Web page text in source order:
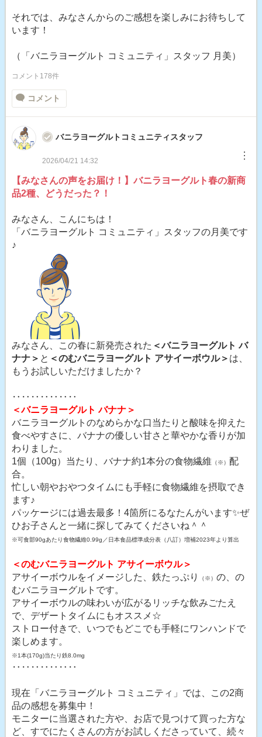
それでは、みなさんからのご感想を楽しみにお待ちして
います！
（「バニラヨーグルト コミュニティ」スタッフ 月美）
コメント178件
コメント
バニラヨーグルトコミュニティスタッフ
2026/04/21 14:32 ︙
【みなさんの声をお届け！】バニラヨーグルト春の新商
品2種、どうだった？！
みなさん、こんにちは！
「バニラヨーグルト コミュニティ」スタッフの月美です
♪
みなさん、この春に新発売された ＜バニラヨーグルト バ
ナナ＞ と ＜のむバニラヨーグルト アサイーボウル＞ は、
もうお試しいただけましたか？
‥‥‥‥‥‥‥
＜バニラヨーグルト バナナ＞
バニラヨーグルトのなめらかな口当たりと酸味を抑えた
食べやすさに、バナナの優しい甘さと華やかな香りが加
わりました。
1個（100g）当たり、バナナ約1本分の食物繊維 （※） 配
合。
忙しい朝やおやつタイムにも手軽に食物繊維を摂取でき
ます♪
パッケージには過去最多！4箇所にるなたんがいます✨ぜ
ひお子さんと一緒に探してみてくださいね＾＾
※可食部90gあたり食物繊維0.99g／日本食品標準成分表（八訂）増補2023年より算出
＜のむバニラヨーグルト アサイーボウル＞
アサイーボウルをイメージした、鉄たっぷり
（※） の、の
むバニラヨーグルトです。
アサイーボウルの味わいが広がるリッチな飲みごたえ
で、デザートタイムにもオススメ☆
ストロー付きで、いつでもどこでも手軽にワンハンドで
楽しめます。
※1本(170g)当たり鉄8.0mg
‥‥‥‥‥‥‥
現在「バニラヨーグルト コミュニティ」では、この2商
品の感想を募集中！
モニターに当選された方や、お店で見つけて買った方な
ど、すでにたくさんの方がお試しくださっていて、続々